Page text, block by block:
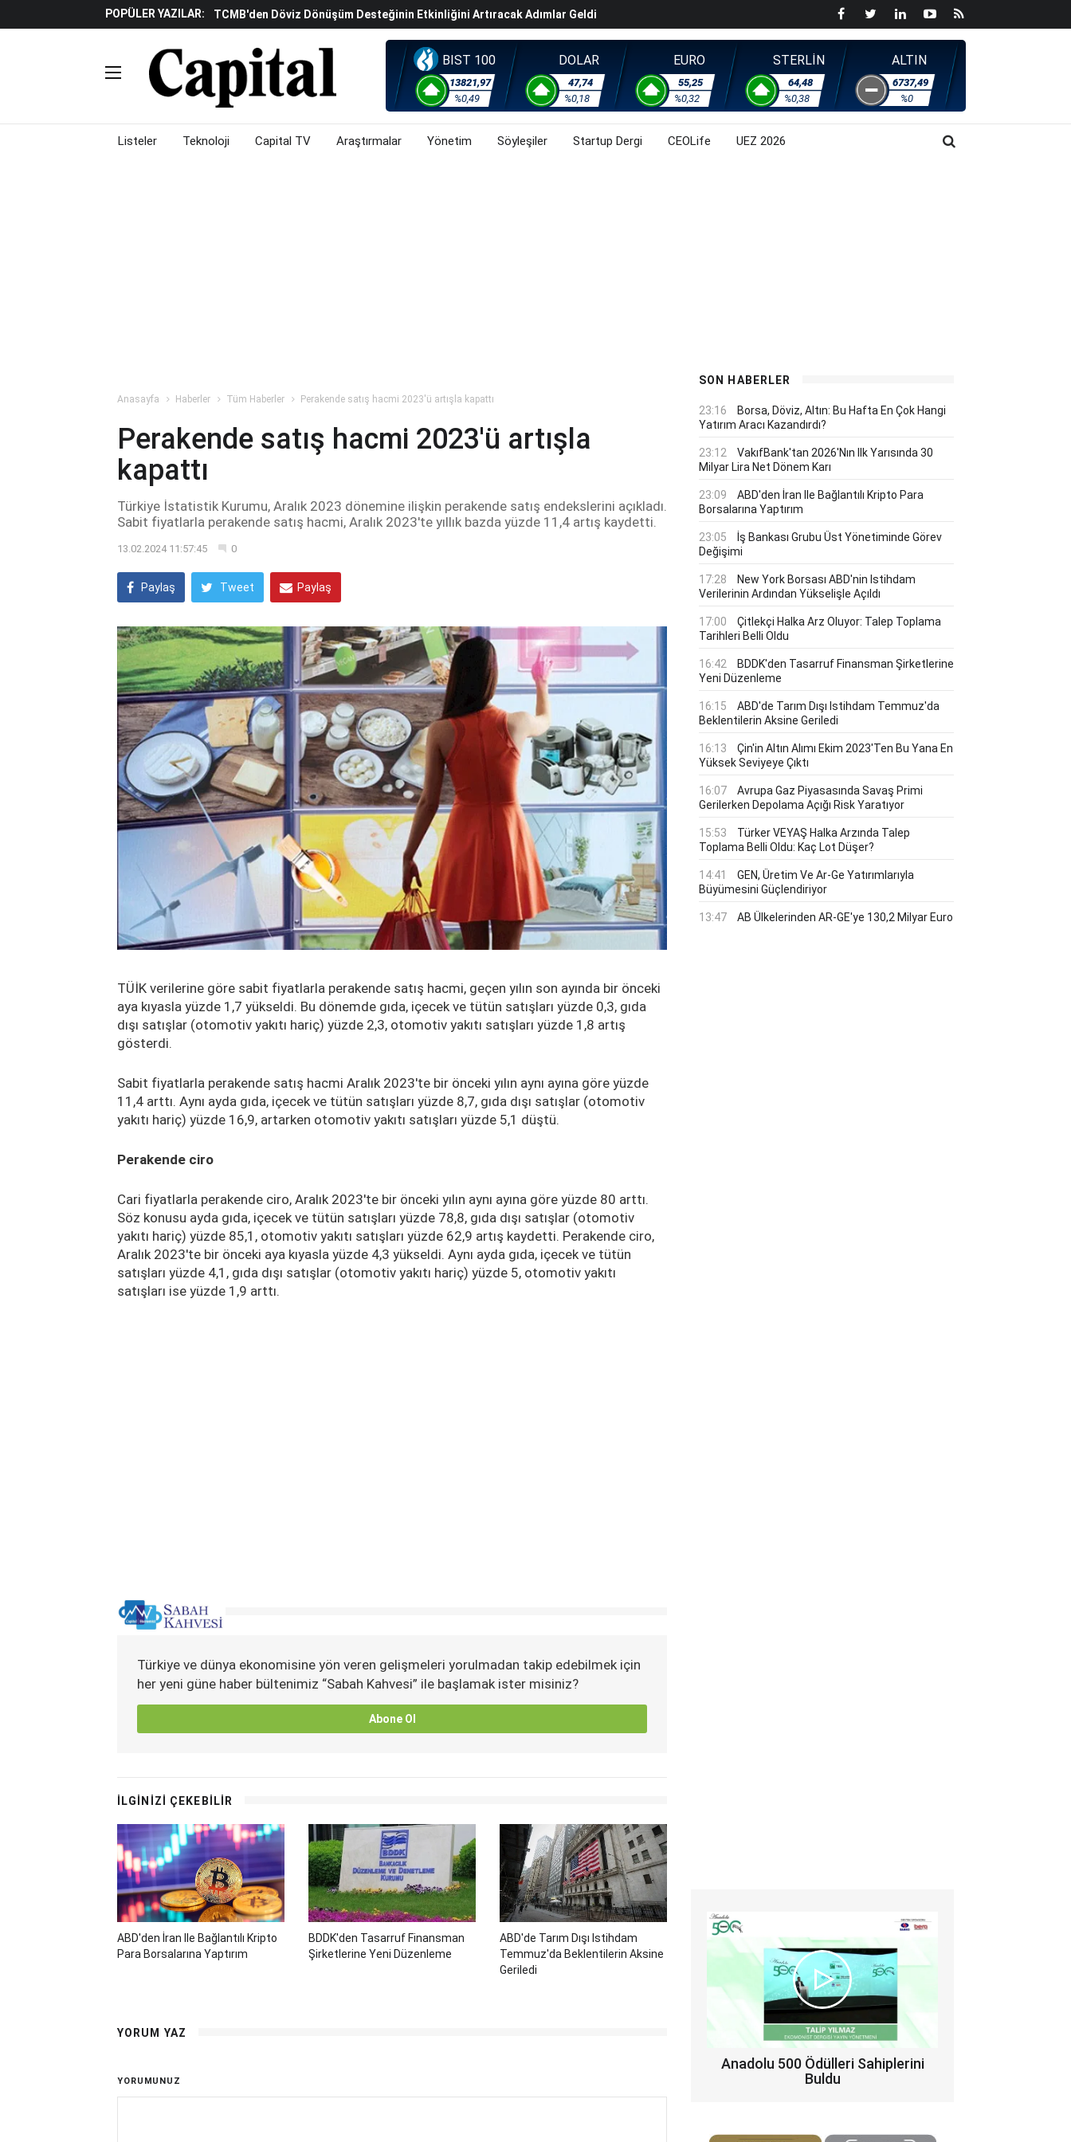
POPÜLER YAZILAR:
TCMB'den Döviz Dönüşüm Desteğinin Etkinliğini Artıracak Adımlar Geldi
Katılım Bankaları Yılın Ilk Yarısında 119,5 Milyar Liralık Sukuk Ihraç Etti
Küresel Piyasalarda Gelecek Hafta Gözler ABD'de Açıklanacak Tarım Dışı Istihdam
Verisine Çevrildi
Altınay Savunma Grubu C-Level Üst Yönetim Yapılanmasına Geçti
Çalışma Alanları Konser Sahnesine Dönüşüyor
BIST 100
13821,97
%0,49
DOLAR
47,74
%0,18
EURO
55,25
%0,32
STERLİN
64,48
%0,38
ALTIN
6737,49
%0
Listeler Teknoloji Capital TV Araştırmalar Yönetim Söyleşiler Startup Dergi CEOLife UEZ 2026
Anasayfa Haberler Tüm Haberler Perakende satış hacmi 2023'ü artışla kapattı
Perakende satış hacmi 2023'ü artışla
kapattı
Türkiye İstatistik Kurumu, Aralık 2023 dönemine ilişkin perakende satış endekslerini açıkladı.
Sabit fiyatlarla perakende satış hacmi, Aralık 2023'te yıllık bazda yüzde 11,4 artış kaydetti.
13.02.2024 11:57:45 0
Paylaş Tweet Paylaş
TÜİK verilerine göre sabit fiyatlarla perakende satış hacmi, geçen yılın son ayında bir önceki
aya kıyasla yüzde 1,7 yükseldi. Bu dönemde gıda, içecek ve tütün satışları yüzde 0,3, gıda
dışı satışlar (otomotiv yakıtı hariç) yüzde 2,3, otomotiv yakıtı satışları yüzde 1,8 artış
gösterdi.
Sabit fiyatlarla perakende satış hacmi Aralık 2023'te bir önceki yılın aynı ayına göre yüzde
11,4 arttı. Aynı ayda gıda, içecek ve tütün satışları yüzde 8,7, gıda dışı satışlar (otomotiv
yakıtı hariç) yüzde 16,9, artarken otomotiv yakıtı satışları yüzde 5,1 düştü.
Perakende ciro
Cari fiyatlarla perakende ciro, Aralık 2023'te bir önceki yılın aynı ayına göre yüzde 80 arttı.
Söz konusu ayda gıda, içecek ve tütün satışları yüzde 78,8, gıda dışı satışlar (otomotiv
yakıtı hariç) yüzde 85,1, otomotiv yakıtı satışları yüzde 62,9 artış kaydetti. Perakende ciro,
Aralık 2023'te bir önceki aya kıyasla yüzde 4,3 yükseldi. Aynı ayda gıda, içecek ve tütün
satışları yüzde 4,1, gıda dışı satışlar (otomotiv yakıtı hariç) yüzde 5, otomotiv yakıtı
satışları ise yüzde 1,9 arttı.
Türkiye ve dünya ekonomisine yön veren gelişmeleri yorulmadan takip edebilmek için
her yeni güne haber bültenimiz “Sabah Kahvesi” ile başlamak ister misiniz?
Abone Ol
İLGİNİZİ ÇEKEBİLİR
ABD'den İran Ile Bağlantılı Kripto
Para Borsalarına Yaptırım
BDDK'den Tasarruf Finansman
Şirketlerine Yeni Düzenleme
ABD'de Tarım Dışı Istihdam
Temmuz'da Beklentilerin Aksine
Geriledi
YORUM YAZ
YORUMUNUZ
SON HABERLER
23:16
Borsa, Döviz, Altın: Bu Hafta En Çok Hangi
Yatırım Aracı Kazandırdı?
23:12
VakıfBank'tan 2026'nın Ilk Yarısında 30
Milyar Lira Net Dönem Karı
23:09
ABD'den İran Ile Bağlantılı Kripto Para
Borsalarına Yaptırım
23:05
İş Bankası Grubu Üst Yönetiminde Görev
Değişimi
17:28
New York Borsası ABD'nin Istihdam
Verilerinin Ardından Yükselişle Açıldı
17:00
Çitlekçi Halka Arz Oluyor: Talep Toplama
Tarihleri Belli Oldu
16:42
BDDK'den Tasarruf Finansman Şirketlerine
Yeni Düzenleme
16:15
ABD'de Tarım Dışı Istihdam Temmuz'da
Beklentilerin Aksine Geriledi
16:13
Çin'in Altın Alımı Ekim 2023'ten Bu Yana En
Yüksek Seviyeye Çıktı
16:07
Avrupa Gaz Piyasasında Savaş Primi
Gerilerken Depolama Açığı Risk Yaratıyor
15:53
Türker VEYAŞ Halka Arzında Talep
Toplama Belli Oldu: Kaç Lot Düşer?
14:41
GEN, Üretim Ve Ar-Ge Yatırımlarıyla
Büyümesini Güçlendiriyor
13:47 AB Ülkelerinden AR-GE'ye 130,2 Milyar Euro
Anadolu 500 Ödülleri Sahiplerini
Buldu